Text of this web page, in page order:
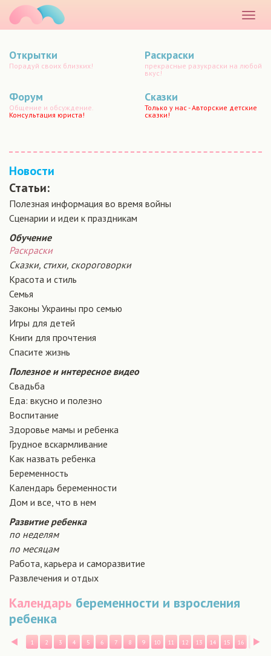
меню
Открытки
Порадуй своих близких!
Раскраски
прекрасные разукраски на любой
вкус!
Форум
Общение и обсуждение.
Консультация юриста!
Сказки
Только у нас - Авторские детские
сказки!
Новости
Статьи:
Полезная информация во время войны
Сценарии и идеи к праздникам
Обучение
Раскраски
Сказки, стихи, скороговорки
Красота и стиль
Семья
Законы Украины про семью
Игры для детей
Книги для прочтения
Спасите жизнь
Полезное и интересное видео
Свадьба
Еда: вкусно и полезно
Воспитание
Здоровье мамы и ребенка
Грудное вскармливание
Как назвать ребенка
Беременность
Календарь беременности
Дом и все, что в нем
Развитие ребенка
по неделям
по месяцам
Работа, карьера и саморазвитие
Развлечения и отдых
Календарь беременности и взросления
ребенка
Назад
1 2 3 4 5 6 7 8 9 10 11 12 13 14 15 16 17